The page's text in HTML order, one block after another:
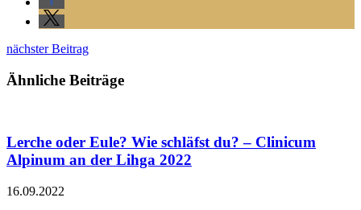
nächster Beitrag
Ähnliche Beiträge
Lerche oder Eule? Wie schläfst du? – Clinicum
Alpinum an der Lihga 2022
16.09.2022